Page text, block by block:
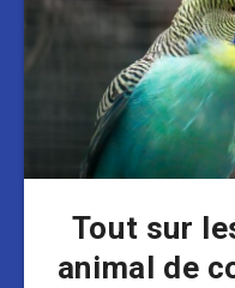
Tout sur
animal de